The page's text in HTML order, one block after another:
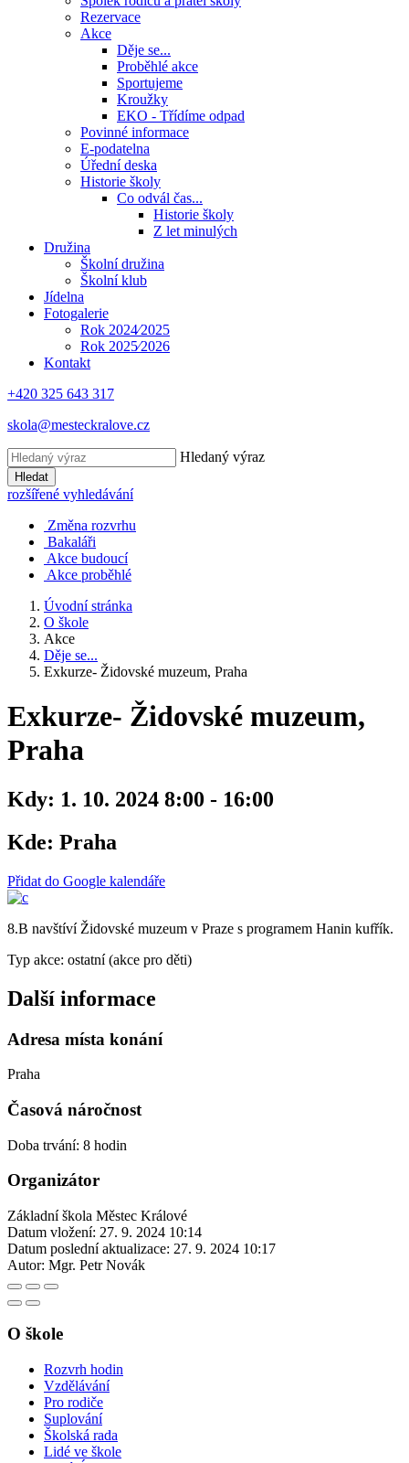
Rezervace
Akce
Děje se...
Proběhlé akce
Sportujeme
Kroužky
EKO - Třídíme odpad
Povinné informace
E-podatelna
Úřední deska
Historie školy
Co odvál čas...
Historie školy
Z let minulých
Družina
Školní družina
Školní klub
Jídelna
Fotogalerie
Rok 2024⁄2025
Rok 2025⁄2026
Kontakt
+420 325 643 317
skola@mesteckralove.cz
Hledaný výraz
Hledat
rozšířené vyhledávání
Změna rozvrhu
Bakaláři
Akce budoucí
Akce proběhlé
Úvodní stránka
O škole
Akce
Děje se...
Exkurze- Židovské muzeum, Praha
Exkurze- Židovské muzeum,
Praha
Kdy: 1. 10. 2024 8:00 - 16:00
Kde: Praha
Přidat do Google kalendáře
8.B navštíví Židovské muzeum v Praze s programem Hanin kufřík.
Typ akce: ostatní (akce pro děti)
Další informace
Adresa místa konání
Praha
Časová náročnost
Doba trvání: 8 hodin
Organizátor
Základní škola Městec Králové
Datum vložení: 27. 9. 2024 10:14
Datum poslední aktualizace: 27. 9. 2024 10:17
Autor: Mgr. Petr Novák
O škole
Rozvrh hodin
Vzdělávání
Pro rodiče
Suplování
Školská rada
Lidé ve škole